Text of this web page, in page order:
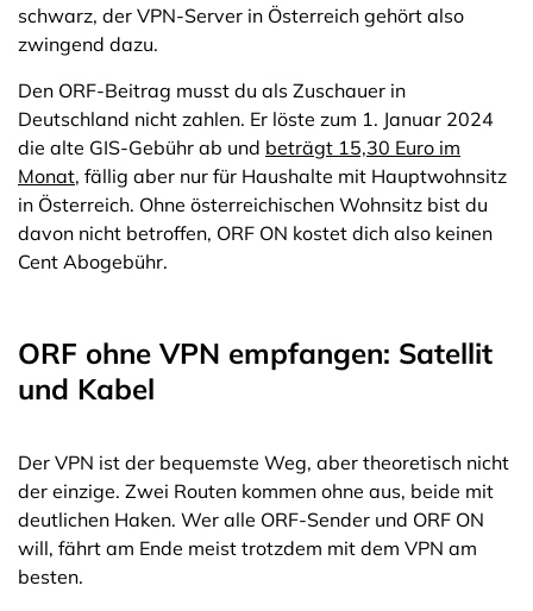
schwarz, der VPN-Server in Österreich gehört also
zwingend dazu.
Den ORF-Beitrag musst du als Zuschauer in
Deutschland nicht zahlen. Er löste zum 1. Januar 2024
die alte GIS-Gebühr ab und beträgt 15,30 Euro im
Monat, fällig aber nur für Haushalte mit Hauptwohnsitz
in Österreich. Ohne österreichischen Wohnsitz bist du
davon nicht betroffen, ORF ON kostet dich also keinen
Cent Abogebühr.
ORF ohne VPN empfangen: Satellit
und Kabel
Der VPN ist der bequemste Weg, aber theoretisch nicht
der einzige. Zwei Routen kommen ohne aus, beide mit
deutlichen Haken. Wer alle ORF-Sender und ORF ON
will, fährt am Ende meist trotzdem mit dem VPN am
besten.